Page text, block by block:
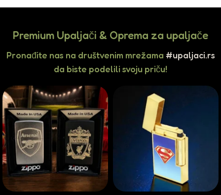
Premium Upaljači & Oprema za upaljače
Pronađite nas na društvenim mrežama #upaljaci.rs
da biste podelili svoju priču!